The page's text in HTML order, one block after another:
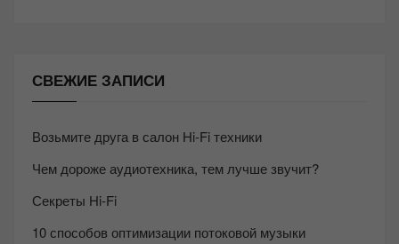
СВЕЖИЕ ЗАПИСИ
Возьмите друга в салон Hi-Fi техники
Чем дороже аудиотехника, тем лучше звучит?
Секреты Hi-Fi
10 способов оптимизации потоковой музыки